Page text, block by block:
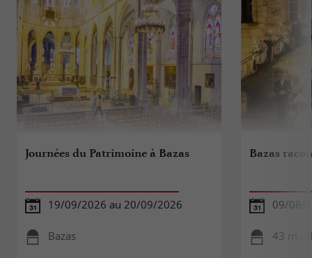
Journées du Patrimoine à Bazas
19/09/2026 au 20/09/2026
Bazas
Bazas
09/08/
43 m -